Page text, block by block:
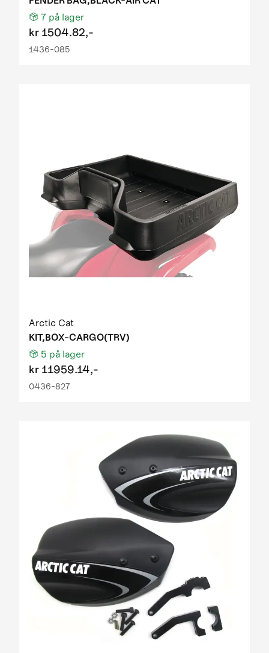
7 på lager
kr 1504.82,-
1436-085
Arctic Cat
KIT,BOX-CARGO(TRV)
5 på lager
kr 11959.14,-
0436-827